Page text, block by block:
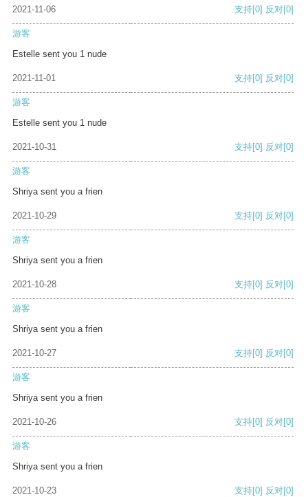
2021-11-06 支持[0] 反对[0]
游客
Estelle sent you 1 nude
2021-11-01 支持[0] 反对[0]
游客
Estelle sent you 1 nude
2021-10-31 支持[0] 反对[0]
游客
Shriya sent you a frien
2021-10-29 支持[0] 反对[0]
游客
Shriya sent you a frien
2021-10-28 支持[0] 反对[0]
游客
Shriya sent you a frien
2021-10-27 支持[0] 反对[0]
游客
Shriya sent you a frien
2021-10-26 支持[0] 反对[0]
游客
Shriya sent you a frien
2021-10-23 支持[0] 反对[0]